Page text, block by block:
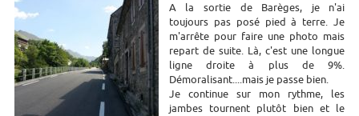
A la sortie de Barèges, je n'ai
toujours pas posé pied à terre. Je
m'arrête pour faire une photo mais
repart de suite. Là, c'est une longue
ligne droite à plus de 9%.
Démoralisant....mais je passe bien.
Je continue sur mon rythme, les
jambes tournent plutôt bien et le